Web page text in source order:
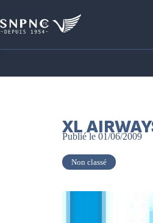
XL
Publié le 01/06/2009
Non classé